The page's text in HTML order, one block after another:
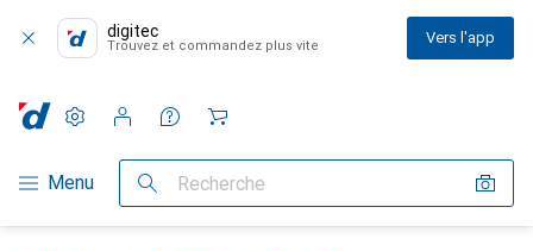
digitec
Trouvez et commandez plus vite Vers l'app
Navigation par catégorie
Menu Recherche
Paramètres
Compte client
Listes de comparaison
Listes d'envies
Panier